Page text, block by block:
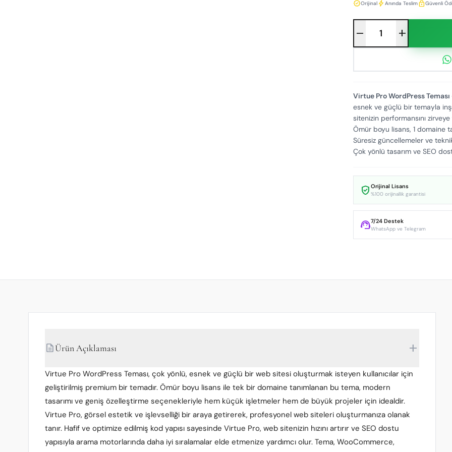
verifiedOrijinal boltAnında TeslimlockGüvenli
remove add
Virtue Pro WordPress
esnek ve güçlü bir temayla
sitenizin performansını zirveye
Ömür boyu lisans, 1 domaine
Süresiz güncellemeler ve
Çok yönlü tasarım ve SEO
verified_user Orijinal Lisans
%100 orijinallik garantisi
support_agent7/24 Destek
WhatsApp ve Telegram
descriptionÜrün Açıklaması add
Virtue Pro WordPress Teması, çok yönlü, esnek ve güçlü bir web sitesi oluşturmak isteyen kullanıcılar için
geliştirilmiş premium bir temadır. Ömür boyu lisans ile tek bir domaine tanımlanan bu tema, modern
tasarımı ve geniş özelleştirme seçenekleriyle hem küçük işletmeler hem de büyük projeler için idealdir.
Virtue Pro, görsel estetik ve işlevselliği bir araya getirerek, profesyonel web siteleri oluşturmanıza olanak
tanır. Hafif ve optimize edilmiş kod yapısı sayesinde Virtue Pro, web sitenizin hızını artırır ve SEO dostu
yapısıyla arama motorlarında daha iyi sıralamalar elde etmenize yardımcı olur. Tema, WooCommerce,